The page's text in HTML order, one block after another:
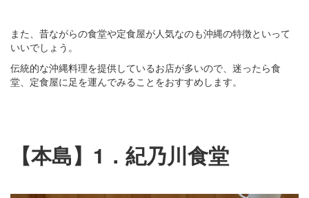
また、昔ながらの食堂や定食屋が人気なのも沖縄の特徴といって
いいでしょう。
伝統的な沖縄料理を提供しているお店が多いので、迷ったら食
堂、定食屋に足を運んでみることをおすすめします。
【本島】1．紀乃川食堂